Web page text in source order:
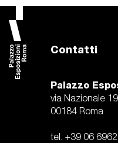
Contatti
Palazzo
via Nazionale
00184 Roma
tel. +39 06